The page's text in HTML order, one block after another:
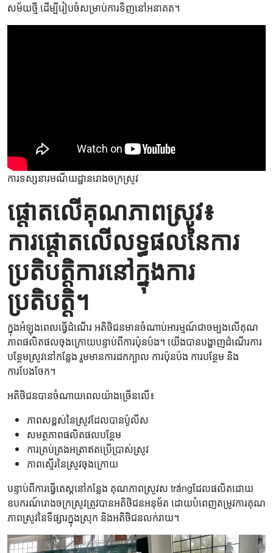
សម័យថ្មី ដើម្បីរៀបចំសម្រាប់ការទិញនៅអនាគត។
ការទស្សនារមណីយដ្ឋានរោងចក្រស្រូវ
ផ្តោតលើគុណភាពស្រូវ៖
ការផ្តោតលើលទ្ធផលនៃការ
ប្រតិបត្តិការនៅក្នុងការ
ប្រតិបត្តិ។
ក្នុងអំឡុងពេលធ្វើដំណើរ អតិថិជនមានចំណាប់អារម្មណ៍ជាចម្បងលើគុណ
ភាពផលិតផលចុងក្រោយបន្ទាប់ពីការប៉ុនប៉ង។ យើងបានបង្ហាញដំណើរការ
បន្ថែមស្រូវនៅកន្លែង រួមមានការដកក្បាល ការប៉ុនប៉ង ការបន្ថែម និង
ការបែងចែក។
អតិថិជនបានចំណាយពេលយ៉ាងច្រើនលើ៖
ភាពសខ្ពស់នៃស្រូវដែលបានប៉ូលីស
សមត្ថភាពផលិតផលបន្ថែម
ការគ្រប់គ្រងអត្រាឥតប្រើប្រាស់ស្រូវ
ភាពស្មើរនៃស្រូវចុងក្រោយ
បន្ទាប់ពីការធ្វើតេស្តនៅកន្លែង គុណភាពស្រូវស trắngដែលផលិតដោយ
ឧបករណ៍រោងចក្រស្រូវត្រូវបានអតិថិជនអនុម័ត ដោយបំពេញតម្រូវការគុណ
ភាពស្រូវនៃទីផ្សារក្នុងស្រុក និងអតិថិជនលក់រាយ។